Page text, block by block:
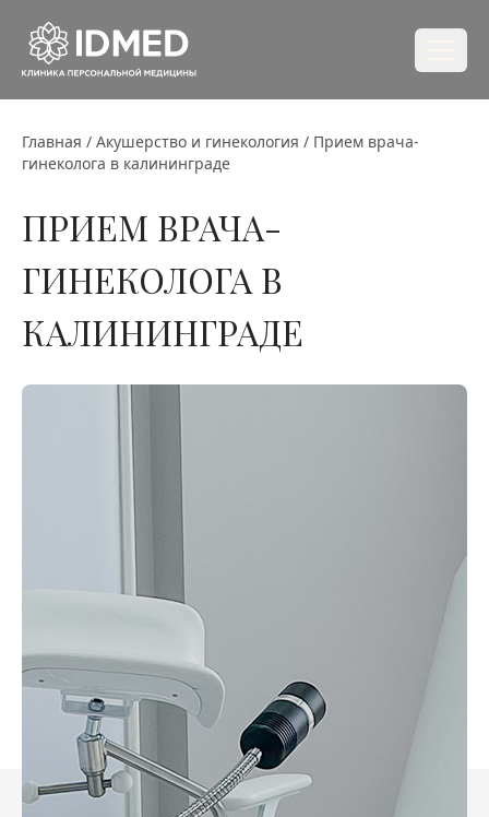
Главная / Акушерство и гинекология / Прием врача-
гинеколога в калининграде
ПРИЕМ ВРАЧА-
ГИНЕКОЛОГА В
КАЛИНИНГРАДЕ